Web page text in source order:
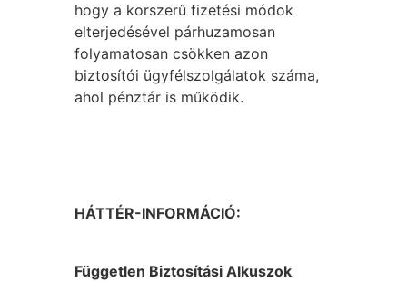
hogy a korszerű fizetési módok
elterjedésével párhuzamosan
folyamatosan csökken azon
biztosítói ügyfélszolgálatok száma,
ahol pénztár is működik.
HÁTTÉR-INFORMÁCIÓ:
Független Biztosítási Alkuszok